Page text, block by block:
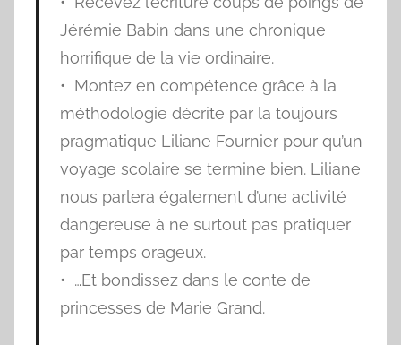
Jérémie Babin dans une chronique
horrifique de la vie ordinaire.
• Montez en compétence grâce à la
méthodologie décrite par la toujours
pragmatique Liliane Fournier pour qu’un
voyage scolaire se termine bien. Liliane
nous parlera également d’une activité
dangereuse à ne surtout pas pratiquer
par temps orageux.
• …Et bondissez dans le conte de
princesses de Marie Grand.